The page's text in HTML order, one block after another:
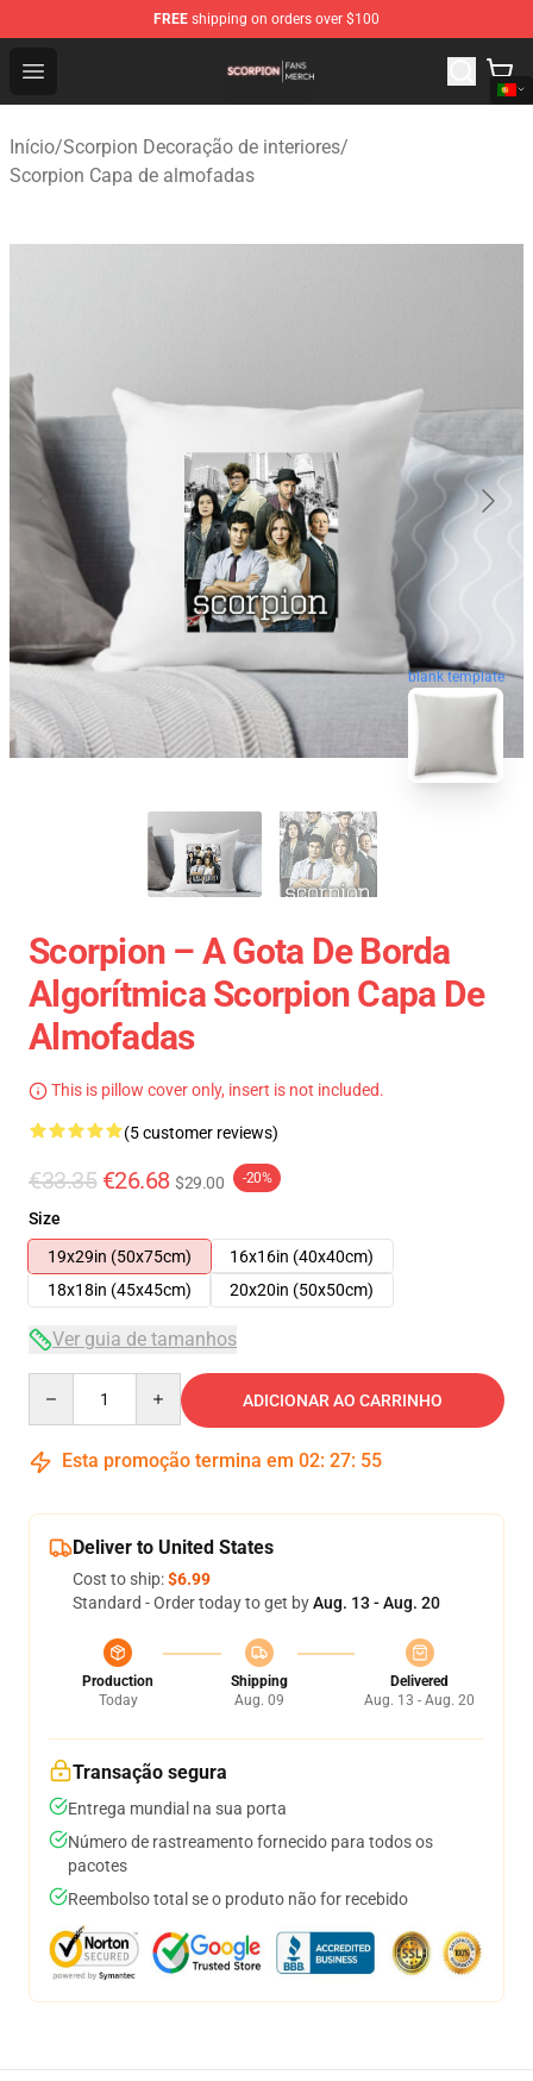
FREE shipping on orders over $100
Open menu
Scorpion Shop - Official Scorpion Merchandise Store
Início/Scorpion Decoração de interiores/
Scorpion Capa de almofadas
blank template
Scorpion – A Gota De Borda
Algorítmica Scorpion Capa De
Almofadas
This is pillow cover only, insert is not included.
(5 customer reviews)
€33.35 €26.68 $29.00 -20%
Size
19x29in (50x75cm)
16x16in (40x40cm)
18x18in (45x45cm)
20x20in (50x50cm)
Ver guia de tamanhos
ADICIONAR AO CARRINHO
Esta promoção termina em 02: 27: 54
Deliver to United States
Cost to ship:$6.99
Standard - Order today to get byAug. 13 - Aug. 20
Production
Today
Shipping
Aug. 09
Delivered
Aug. 13 - Aug. 20
Transação segura
Entrega mundial na sua porta
Número de rastreamento fornecido para todos os
pacotes
Reembolso total se o produto não for recebido